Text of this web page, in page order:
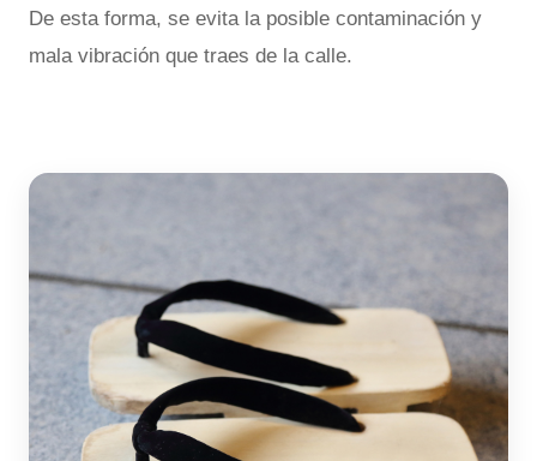
De esta forma, se evita la posible contaminación y
mala vibración que traes de la calle.